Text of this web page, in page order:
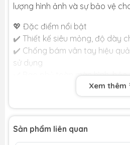
lượng hình ảnh và sự bảo vệ
💖 Đặc điểm nổi bật
✔️ Thiết kế siêu mỏng, độ dày
✔️ Chống bám vân tay hiệu
sử dụng
✔️ Bao phủ toàn màn hình, bảo
✔️ Độ trong suốt siêu cấp, màu
✔️ Màn chống bụi hiệu quả,
khi dán
✔️ Công nghệ xử lý độ cứng
tăng gấp đôi
Xem thêm
Sản phẩm liên quan